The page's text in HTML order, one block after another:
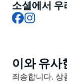
손으로 늘인 피
러스트와 훌륭
르노 그리고 엑
"The Captain"
소셜에서 우
Facebook
Product
List
이와 유사
Product
죄송합니다. 상